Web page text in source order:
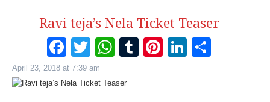
Ravi teja’s Nela Ticket Teaser
Facebook
Twitter
WhatsApp
Tumblr
Pinterest
April 23, 2018 at 7:39 am